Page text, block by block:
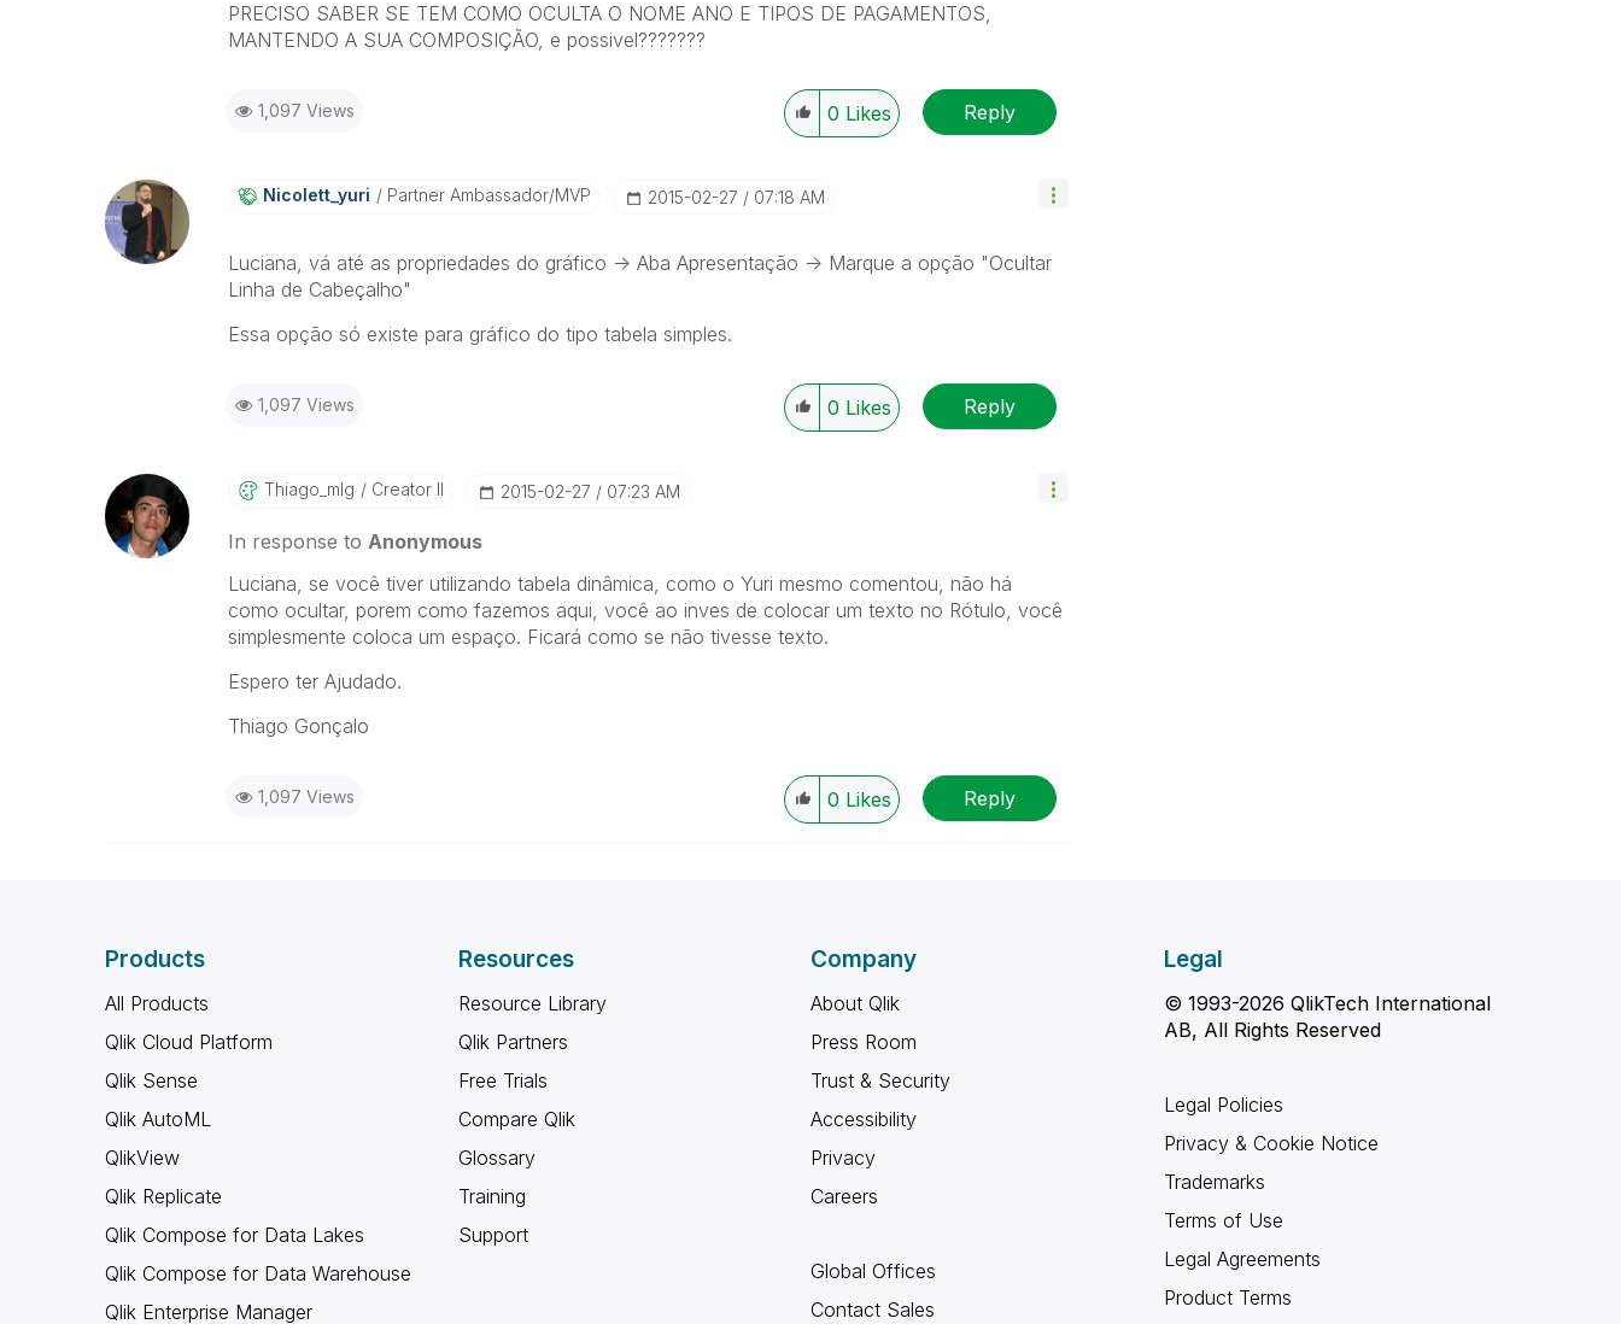
PRECISO SABER SE TEM COMO OCULTA O NOME ANO E TIPOS DE PAGAMENTOS,
MANTENDO A SUA COMPOSIÇÃO, e possivel???????
1,097 Views 0 Likes Reply
Nicolett_yuri Partner Ambassador/MVP ‎2015-02-27 07:18 AM
Luciana, vá até as propriedades do gráfico -> Aba Apresentação -> Marque a opção "Ocultar
Linha de Cabeçalho"
Essa opção só existe para gráfico do tipo tabela simples.
1,097 Views 0 Likes Reply
Thiago_mlg Creator II ‎2015-02-27 07:23 AM
In response to Anonymous
Luciana, se você tiver utilizando tabela dinâmica, como o Yuri mesmo comentou, não há
como ocultar, porem como fazemos aqui, você ao inves de colocar um texto no Rótulo, você
simplesmente coloca um espaço. Ficará como se não tivesse texto.
Espero ter Ajudado.
Thiago Gonçalo
1,097 Views 0 Likes Reply
Products
All Products
Qlik Cloud Platform
Qlik Sense
Qlik AutoML
QlikView
Qlik Replicate
Qlik Compose for Data Lakes
Qlik Compose for Data Warehouse
Qlik Enterprise Manager
Resources
Resource Library
Qlik Partners
Free Trials
Compare Qlik
Glossary
Training
Support
Company
About Qlik
Press Room
Trust & Security
Accessibility
Privacy
Careers
Global Offices
Contact Sales
Legal
© 1993-2026 QlikTech International
AB, All Rights Reserved
Legal Policies
Privacy & Cookie Notice
Trademarks
Terms of Use
Legal Agreements
Product Terms